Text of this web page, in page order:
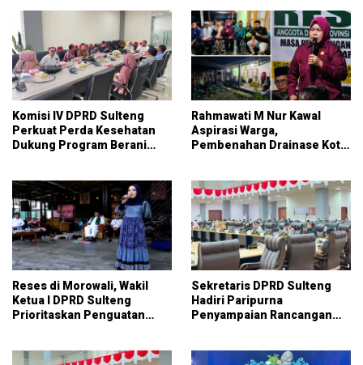
Komisi IV DPRD Sulteng
Perkuat Perda Kesehatan
Dukung Program Berani
Rahmawati M Nur Kawal
Aspirasi Warga,
Pembenahan Drainase Kota
Reses di Morowali, Wakil
Ketua I DPRD Sulteng
Prioritaskan Penguatan
Sekretaris DPRD Sulteng
Hadiri Paripurna
Penyampaian Rancangan